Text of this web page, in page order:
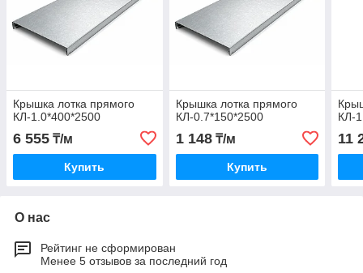
Крышка лотка прямого
КЛ-1.0*400*2500
6 555 ₸/м
Купить
Крышка лотка прямого
КЛ-0.7*150*2500
1 148₸/м
Купить
КЛ-
11
О нас
Рейтинг не сформирован
Менее 5 отзывов за последний год